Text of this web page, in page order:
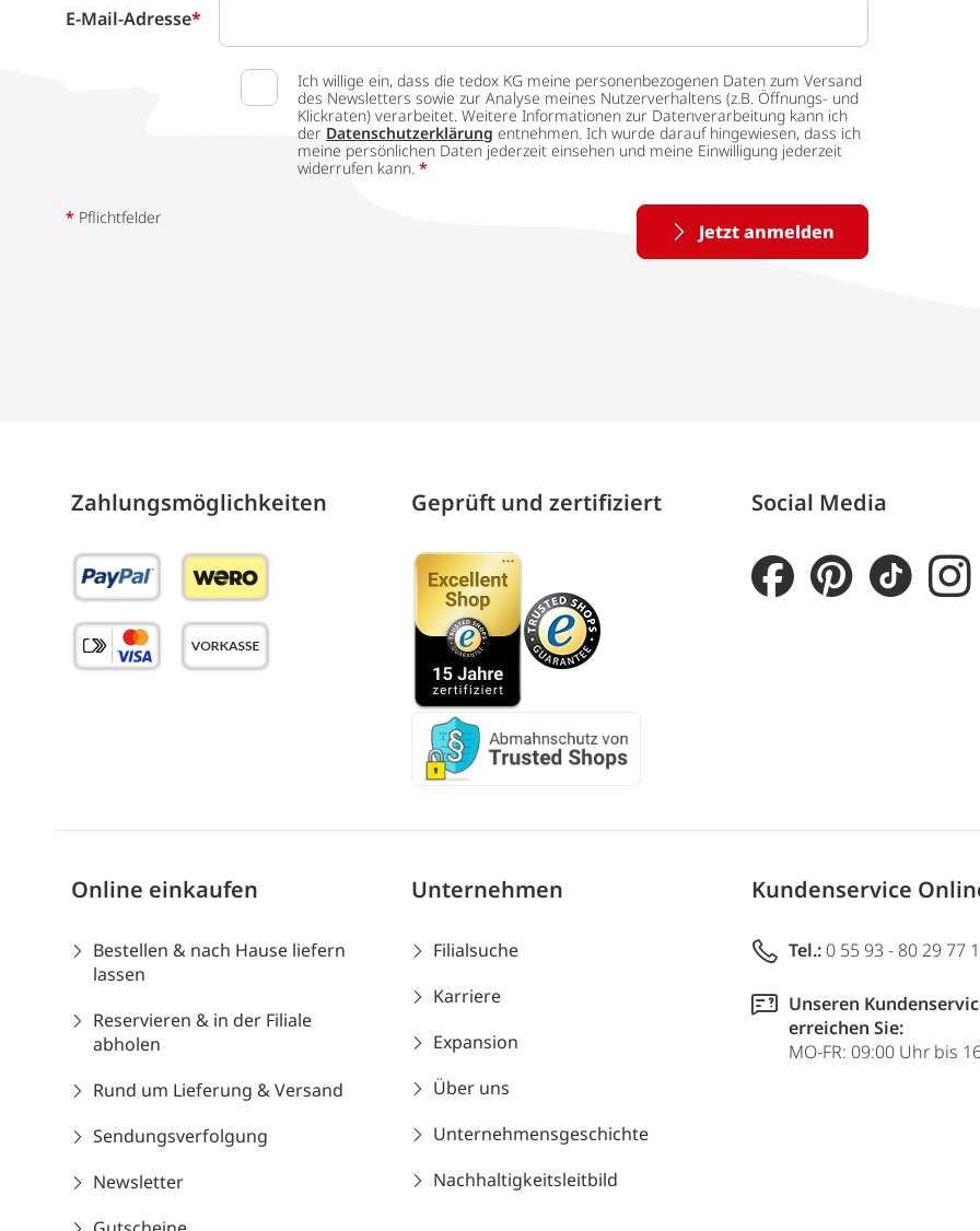
E-Mail-Adresse*
Ich willige ein, dass die tedox KG meine personenbezogenen Daten zum Versand
des Newsletters sowie zur Analyse meines Nutzerverhaltens (z.B. Öffnungs- und
Klickraten) verarbeitet. Weitere Informationen zur Datenverarbeitung kann ich
der Datenschutzerklärung entnehmen. Ich wurde darauf hingewiesen, dass ich
meine persönlichen Daten jederzeit einsehen und meine Einwilligung jederzeit
widerrufen kann. *
Jetzt anmelden
* Pflichtfelder
Zahlungs­möglich­keiten Geprüft und zertifiziert Social Media
Online einkaufen
Bestellen & nach Hause liefern
lassen
Reservieren & in der Filiale
abholen
Rund um Lieferung & Versand
Sendungsverfolgung
Newsletter
Unternehmen
Filialsuche
Karriere
Expansion
Über uns
Unternehmensgeschichte
Nachhaltigkeitsleitbild
Kundenservice
Tel.: 0 55 93 - 80 29 77
Unseren
erreichen Sie:
MO-FR: 09:00 Uhr bis